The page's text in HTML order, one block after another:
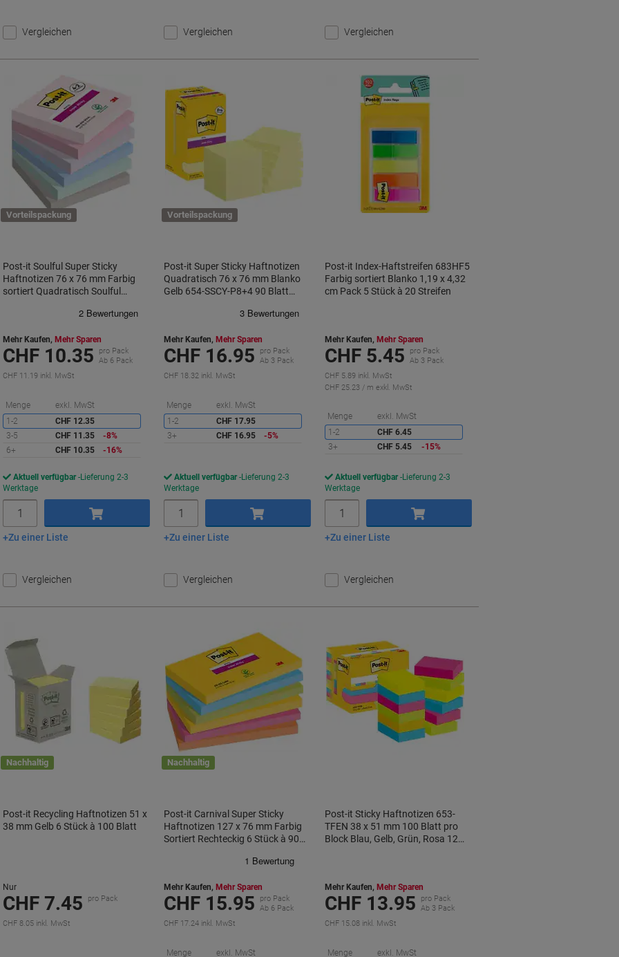
Vergleichen Vergleichen Vergleichen
Vorteilspackung
Post-it Soulful Super Sticky
Haftnotizen 76 x 76 mm Farbig
sortiert Quadratisch Soulful
Mehr Kaufen, Mehr Sparen
CHF 10.35
pro Pack
Ab 6 Pack
CHF 11.19 inkl. MwSt
Menge exkl. MwSt
sparen
1-2
CHF 12.35
3-5
CHF 11.35
-8%
6+
CHF 10.35 -16%
Aktuell verfügbar Lieferung 2-3
Werktage
In den Warenkorb
Zu einer Liste
Vergleichen
Vorteilspackung
Post-it Super Sticky Haftnotizen
Quadratisch 76 x 76 mm Blanko
Gelb 654-SSCY-P8+4 90 Blatt
Mehr Kaufen, Mehr Sparen
CHF 16.95
pro Pack
Ab 3 Pack
CHF 18.32 inkl. MwSt
Menge exkl. MwSt
sparen
1-2
CHF 17.95
3+
CHF 16.95 -5%
Aktuell verfügbar Lieferung 2-3
Werktage
In den Warenkorb
Zu einer Liste
Vergleichen
Post-it Index-Haftstreifen 683HF5
Farbig sortiert Blanko 1,19 x 4,32
cm Pack 5 Stück à 20 Streifen
Mehr Kaufen, Mehr Sparen
CHF 5.45
pro Pack
Ab 3 Pack
CHF 5.89 inkl. MwSt
CHF 25.23 / m exkl. MwSt
Menge exkl. MwSt
1-2
CHF 6.45
3+
CHF 5.45 -15%
Aktuell verfügbar Lieferung 2-3
Werktage
In den Warenkorb
Zu einer Liste
Vergleichen
Nachhaltig
Post-it Recycling Haftnotizen 51 x
38 mm Gelb 6 Stück à 100 Blatt
Nur
CHF 7.45 pro Pack
CHF 8.05 inkl. MwSt
Nachhaltig
Post-it Carnival Super Sticky
Haftnotizen 127 x 76 mm Farbig
Sortiert Rechteckig 6 Stück à 90
Mehr Kaufen, Mehr Sparen
CHF 15.95
pro Pack
Ab 6 Pack
CHF 17.24 inkl. MwSt
Menge exkl. MwSt
Post-it Sticky Haftnotizen 653-
TFEN 38 x 51 mm 100 Blatt pro
Block Blau, Gelb, Grün, Rosa 12
Mehr Kaufen, Mehr Sparen
CHF 13.95
pro Pack
Ab 3 Pack
CHF 15.08 inkl. MwSt
Menge exkl. MwSt